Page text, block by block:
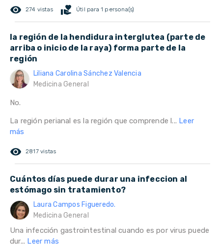
remove_red_eye 274 vistas volunteer_activism Útil para 1 persona(s)
la región de la hendidura interglutea (parte de
arriba o inicio de la raya) forma parte de la
región
Liliana Carolina Sánchez Valencia
Medicina General
No.
La región perianal es la región que comprende l... Leer
más
remove_red_eye 2817 vistas
Cuántos días puede durar una infeccion al
estómago sin tratamiento?
Laura Campos Figueredo.
Medicina General
Una infección gastrointestinal cuando es por virus puede
dur... Leer más